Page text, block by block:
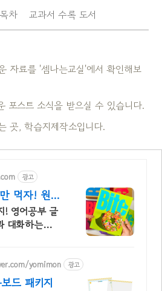
차 교과서 수록 도서
자료를 '셈나는교실'에서 확인해보
포스트 소식을 받으실 수 있습니다.
곳, 학습지제작소입니다.
광고
먹자! 원어
지!
! 영어공부 글
대화하는
yomimon 광고
드 패키지